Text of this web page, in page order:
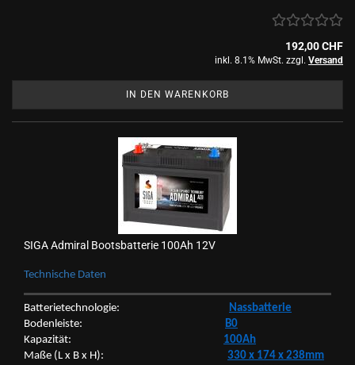
192,00 CHF
inkl. 8.1% MwSt. zzgl. Versand
IN DEN WARENKORB
SIGA Ad­mi­ral Boots­bat­te­rie 100Ah 12V
Tech­ni­sche Daten
Bat­te­rie­tech­no­lo­gie: Nass­bat­te­rie
Bo­den­leis­te: B0
Ka­pa­zi­tät: 100Ah
Maße (L x B x H): 330 x 174 x 238mm